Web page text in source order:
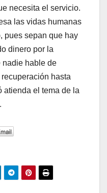
necesita el servicio.
las vidas humanas
pues sepan que hay
dinero por la
nadie hable de
hasta
atienda el tema de la